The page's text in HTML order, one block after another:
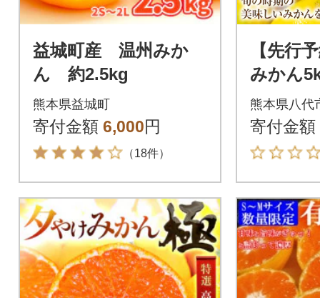
益城町産 温州みか
ん 約2.5kg
熊本県益城町
寄付金額 6,000円
（18件）
【先行
みかん
月下旬
_065-
熊本県八代
寄付金額